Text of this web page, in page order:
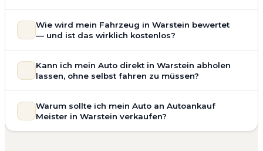
Motorschaden, Getriebeschaden, abgelaufenem TÜV oder
allgemeinem Reparaturbedarf direkt in Warstein an. Der
Bewertung ein. Anders als Online-Rechner berücksichtigen
wir den realen Zustand und die aktuelle Nachfrage für eine
Unfallwagen Warstein Motorschaden
Ohne TÜV
Getriebeschaden
Faire Bewertung
Wie wird mein Fahrzeug in Warstein bewertet
— und ist das wirklich kostenlos?
ist vollständig kostenlos und unverbindlich. Wir prüfen Marke,
Modell, Baujahr, Kilometerstand, Ausstattung, Pflegezustand
Schätzung, sondern eine fundierte Einschätzung, die nah am
tatsächlichen Verkaufspreis liegt — speziell für den Markt in
Nordrhein-Westfalen.
Kann ich mein Auto direkt in Warstein abholen
lassen, ohne selbst fahren zu müssen?
umfasst die kostenlose Abholung direkt an Ihrer Adresse —
egal ob zu Hause, am Arbeitsplatz oder an einem Treffpunkt
Warum sollte ich mein Auto an Autoankauf
Meister in Warstein verkaufen?